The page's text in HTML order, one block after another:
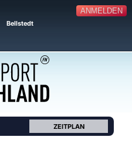
ANMELDEN
Bellstedt
ZEITPLAN